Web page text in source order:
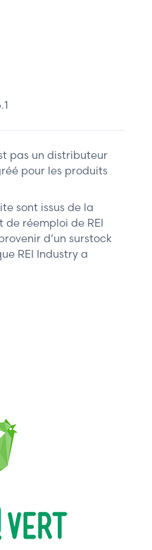
pas un distributeur
pour les produits
sont issus de la
réemploi de REI
d’un surstock
REI Industry a